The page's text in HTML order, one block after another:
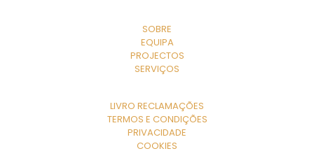
SOBRE
EQUIPA
PROJECTOS
SERVIÇOS
LIVRO RECLAMAÇÕES
TERMOS E CONDIÇÕES
PRIVACIDADE
COOKIES